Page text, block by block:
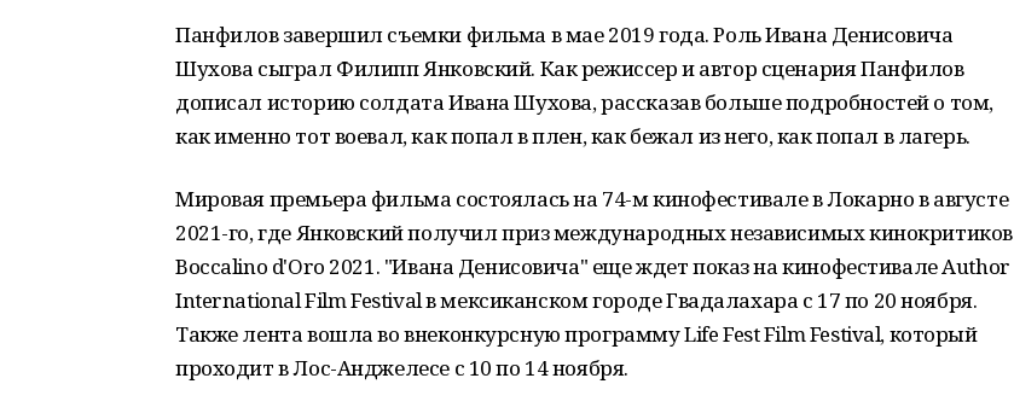
Панфилов завершил съемки фильма в мае 2019 года. Роль Ивана Денисовича
Шухова сыграл Филипп Янковский. Как режиссер и автор сценария Панфилов
дописал историю солдата Ивана Шухова, рассказав больше подробностей о том,
как именно тот воевал, как попал в плен, как бежал из него, как попал в лагерь.
Мировая премьера фильма состоялась на 74-м кинофестивале в Локарно в августе
2021-го, где Янковский получил приз международных независимых кинокритиков
Boccalino d'Oro 2021. "Ивана Денисовича" еще ждет показ на кинофестивале Author
International Film Festival в мексиканском городе Гвадалахара с 17 по 20 ноября.
Также лента вошла во внеконкурсную программу Life Fest Film Festival, который
проходит в Лос-Анджелесе с 10 по 14 ноября.